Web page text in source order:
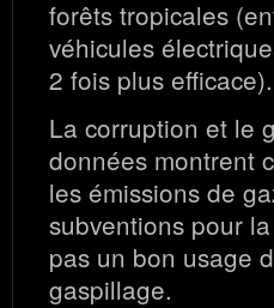
forêts tropicales
véhicules
2 fois plus efficace).
La corruption et le
données montrent
les émissions de
subventions pour
pas un bon usage
gaspillage.